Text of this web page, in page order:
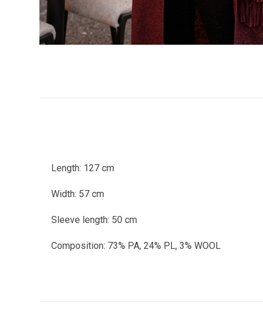
Length: 127 cm
Width: 57 cm
Sleeve length: 50 cm
Composition: 73% PA, 24% PL, 3% WOOL